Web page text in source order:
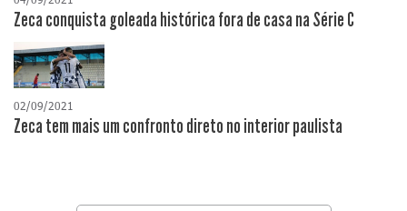
Zeca conquista goleada histórica fora de casa na Série C
02/09/2021
Zeca tem mais um confronto direto no interior paulista